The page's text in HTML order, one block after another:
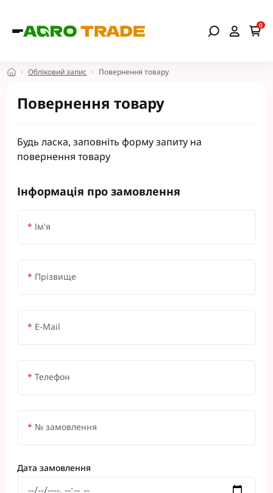
0
Обліковий запис Повернення товару
Повернення товару
Будь ласка, заповніть форму запиту на
повернення товару
Інформація про замовлення
* Ім'я
* Прізвище
* E-Mail
* Телефон
* № замовлення
Дата замовлення